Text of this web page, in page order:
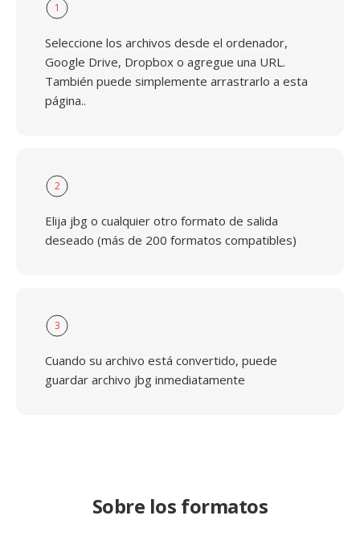
1
Seleccione los archivos desde el ordenador,
Google Drive, Dropbox o agregue una URL.
También puede simplemente arrastrarlo a esta
página..
2
Elija jbg o cualquier otro formato de salida
deseado (más de 200 formatos compatibles)
3
Cuando su archivo está convertido, puede
guardar archivo jbg inmediatamente
Sobre los formatos